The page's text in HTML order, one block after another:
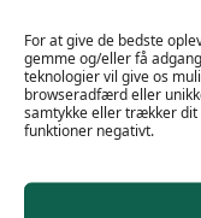
For at give de bedste
gemme og/eller få
teknologier vil give os
browseradfærd eller
samtykke eller trækker dit
funktioner negativt.
Kæledyr
Terrasse
Adgang